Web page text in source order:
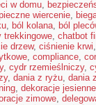
w domu,
wiercenie,
, ból kolana, ból
trekkingowe, chatbot
drzew, ciśnienie krwi,
, compliance,
, cydr rzemieślniczy,
, dania z ryżu, dania
, dekoracje jesienne
zimowe,